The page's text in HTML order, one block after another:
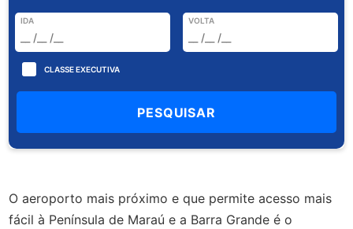
IDA VOLTA
CLASSE EXECUTIVA
O aeroporto mais próximo e que permite acesso mais
fácil à Península de Maraú e a Barra Grande é o